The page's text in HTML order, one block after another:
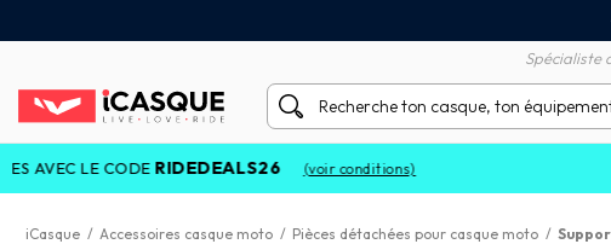
Spécialiste
LE CODERIDEDEALS26 (voir conditions)
iCasque / Accessoires casque moto / Pièces détachées pour casque moto /